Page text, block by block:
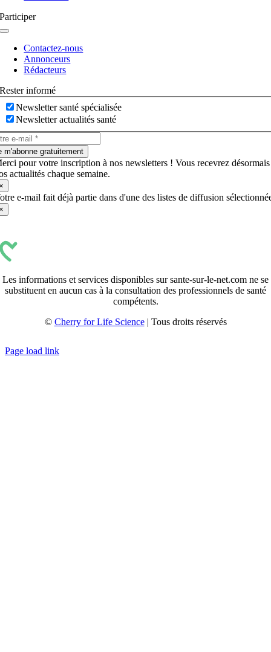
Participer
Navigation
basculeContactez-nous
Annonceurs
Rédacteurs
Rester informé
Newsletter santé spécialisée
Newsletter actualités santé
m'abonne gratuitement
pour votre inscription à nos newsletters ! Vous recevrez désormais
actualités chaque semaine.
e-mail fait déjà partie dans d'une des listes de diffusion
Les informations et services disponibles sur sante-sur-le-net.com ne se
substituent en aucun cas à la consultation des professionnels de santé
compétents.
© Cherry for Life Science| Tous droits réservés
Page load link